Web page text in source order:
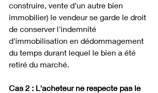
construire, vente d'un autre bien
immobilier) le vendeur se garde le droit
de conserver l'indemnité
d'immobilisation en dédommagement
du temps durant lequel le bien a été
retiré du marché.
Cas 2 : L'acheteur ne respecte pas le